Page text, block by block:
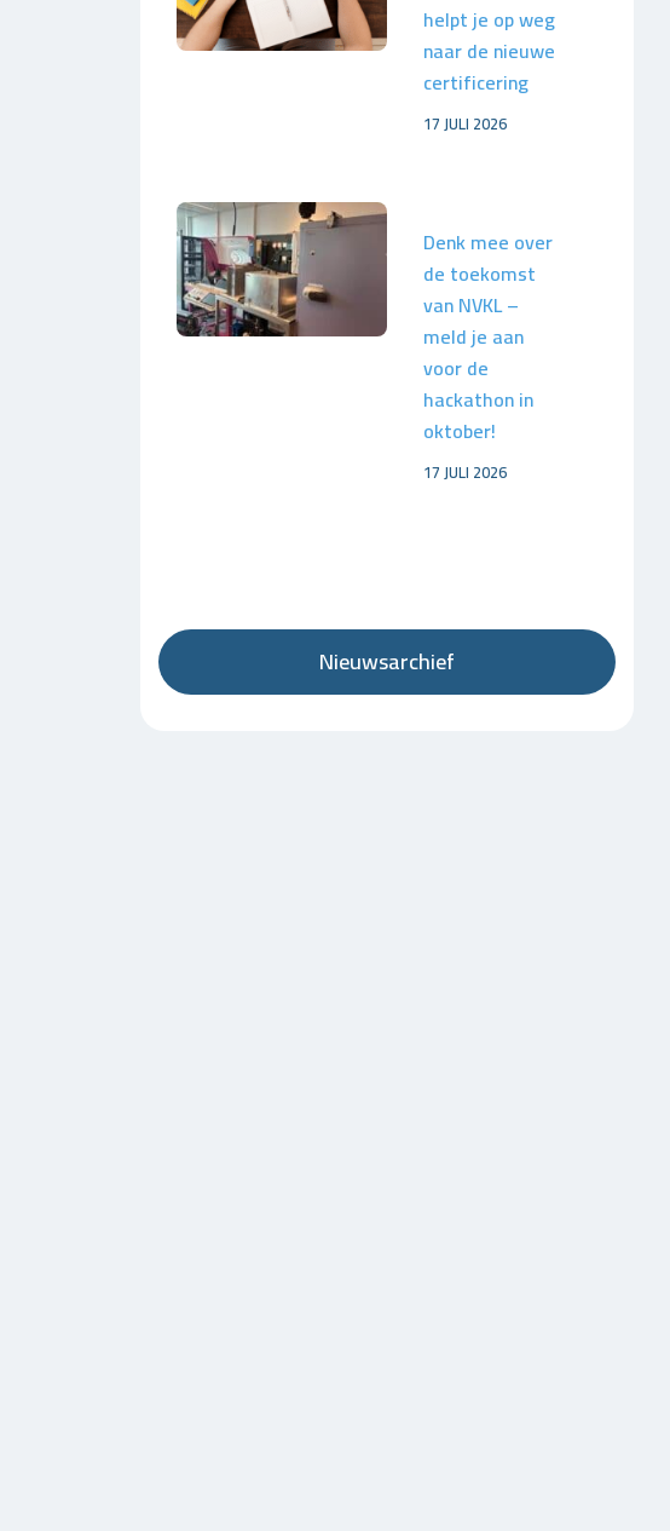
helpt je op weg
naar de nieuwe
certificering
17 JULI 2026
Denk mee over
de toekomst
van NVKL –
meld je aan
voor de
hackathon in
oktober!
17 JULI 2026
Nieuwsarchief